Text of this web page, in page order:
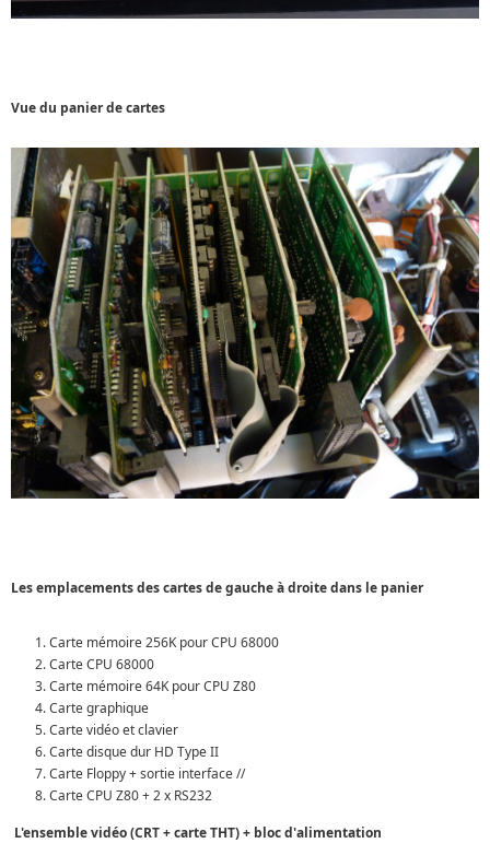
Vue du panier de cartes
Les emplacements des cartes de gauche à droite dans le panier
Carte mémoire 256K pour CPU 68000
Carte CPU 68000
Carte mémoire 64K pour CPU Z80
Carte graphique
Carte vidéo et clavier
Carte disque dur HD Type II
Carte Floppy + sortie interface //
Carte CPU Z80 + 2 x RS232
L'ensemble vidéo (CRT + carte THT) + bloc d'alimentation